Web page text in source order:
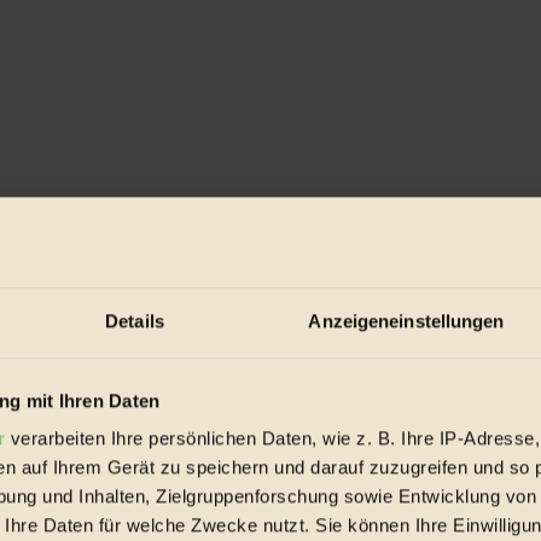
Details Anzeigeneinstellungen
mit Ihren Daten
verarbeiten Ihre persönlichen Daten, wie z. B. Ihre IP-
auf Ihrem Gerät zu speichern und darauf zuzugreifen und so
und Inhalten, Zielgruppenforschung sowie Entwicklung
Daten für welche Zwecke nutzt. Sie können Ihre
am Meer und vor der Haustür“
beschäftigt sich mit dem
Hütten und Höhlen bauen, eine Schnitzeljagd machen
können weitere unvergessliche Abenteuer werden. Auch
und Illustratorin beweisen, Unerwartetes zu erleben.
Mick Manning undBrita Granströmist imGerstenberg Verlag